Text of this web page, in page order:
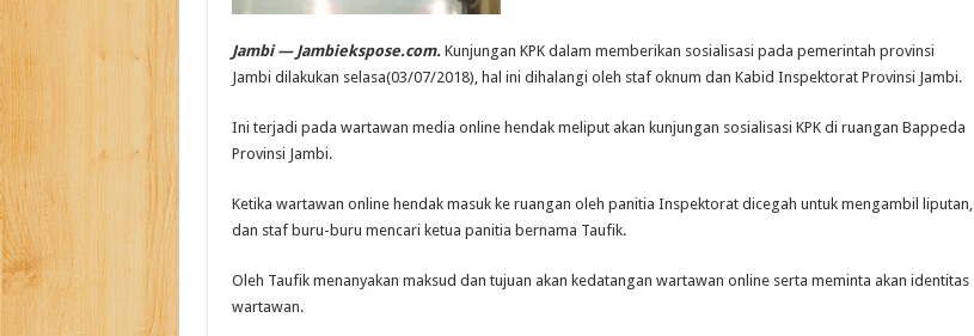
Jambi — Jambiekspose.com. Kunjungan KPK dalam memberikan sosialisasi pada pemerintah provinsi
Jambi dilakukan selasa(03/07/2018), hal ini dihalangi oleh staf oknum dan Kabid Inspektorat Provinsi Jambi.
Ini terjadi pada wartawan media online hendak meliput akan kunjungan sosialisasi KPK di ruangan Bappeda
Provinsi Jambi.
Ketika wartawan online hendak masuk ke ruangan oleh panitia Inspektorat dicegah untuk mengambil liputan,
dan staf buru-buru mencari ketua panitia bernama Taufik.
Oleh Taufik menanyakan maksud dan tujuan akan kedatangan wartawan online serta meminta akan identitas
wartawan.